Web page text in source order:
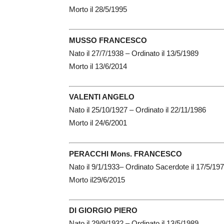
Morto il 28/5/1995
MUSSO FRANCESCO
Nato il 27/7/1938 – Ordinato il 13/5/1989
Morto il 13/6/2014
VALENTI ANGELO
Nato il 25/10/1927 – Ordinato il 22/11/1986
Morto il 24/6/2001
PERACCHI Mons. FRANCESCO
Nato il 9/1/1933– Ordinato Sacerdote il 17/5/
Morto il29/6/2015
DI GIORGIO PIERO